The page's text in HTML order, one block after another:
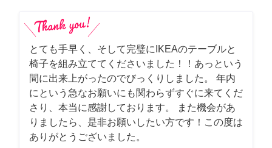
とても手早く、そして完璧にIKEAのテーブルと
椅子を組み立ててくださいました！！あっという
間に出来上がったのでびっくりしました。 年内
にという急なお願いにも関わらずすぐに来てくだ
さり、本当に感謝しております。 また機会があ
りましたら、是非お願いしたい方です！この度は
ありがとうございました。